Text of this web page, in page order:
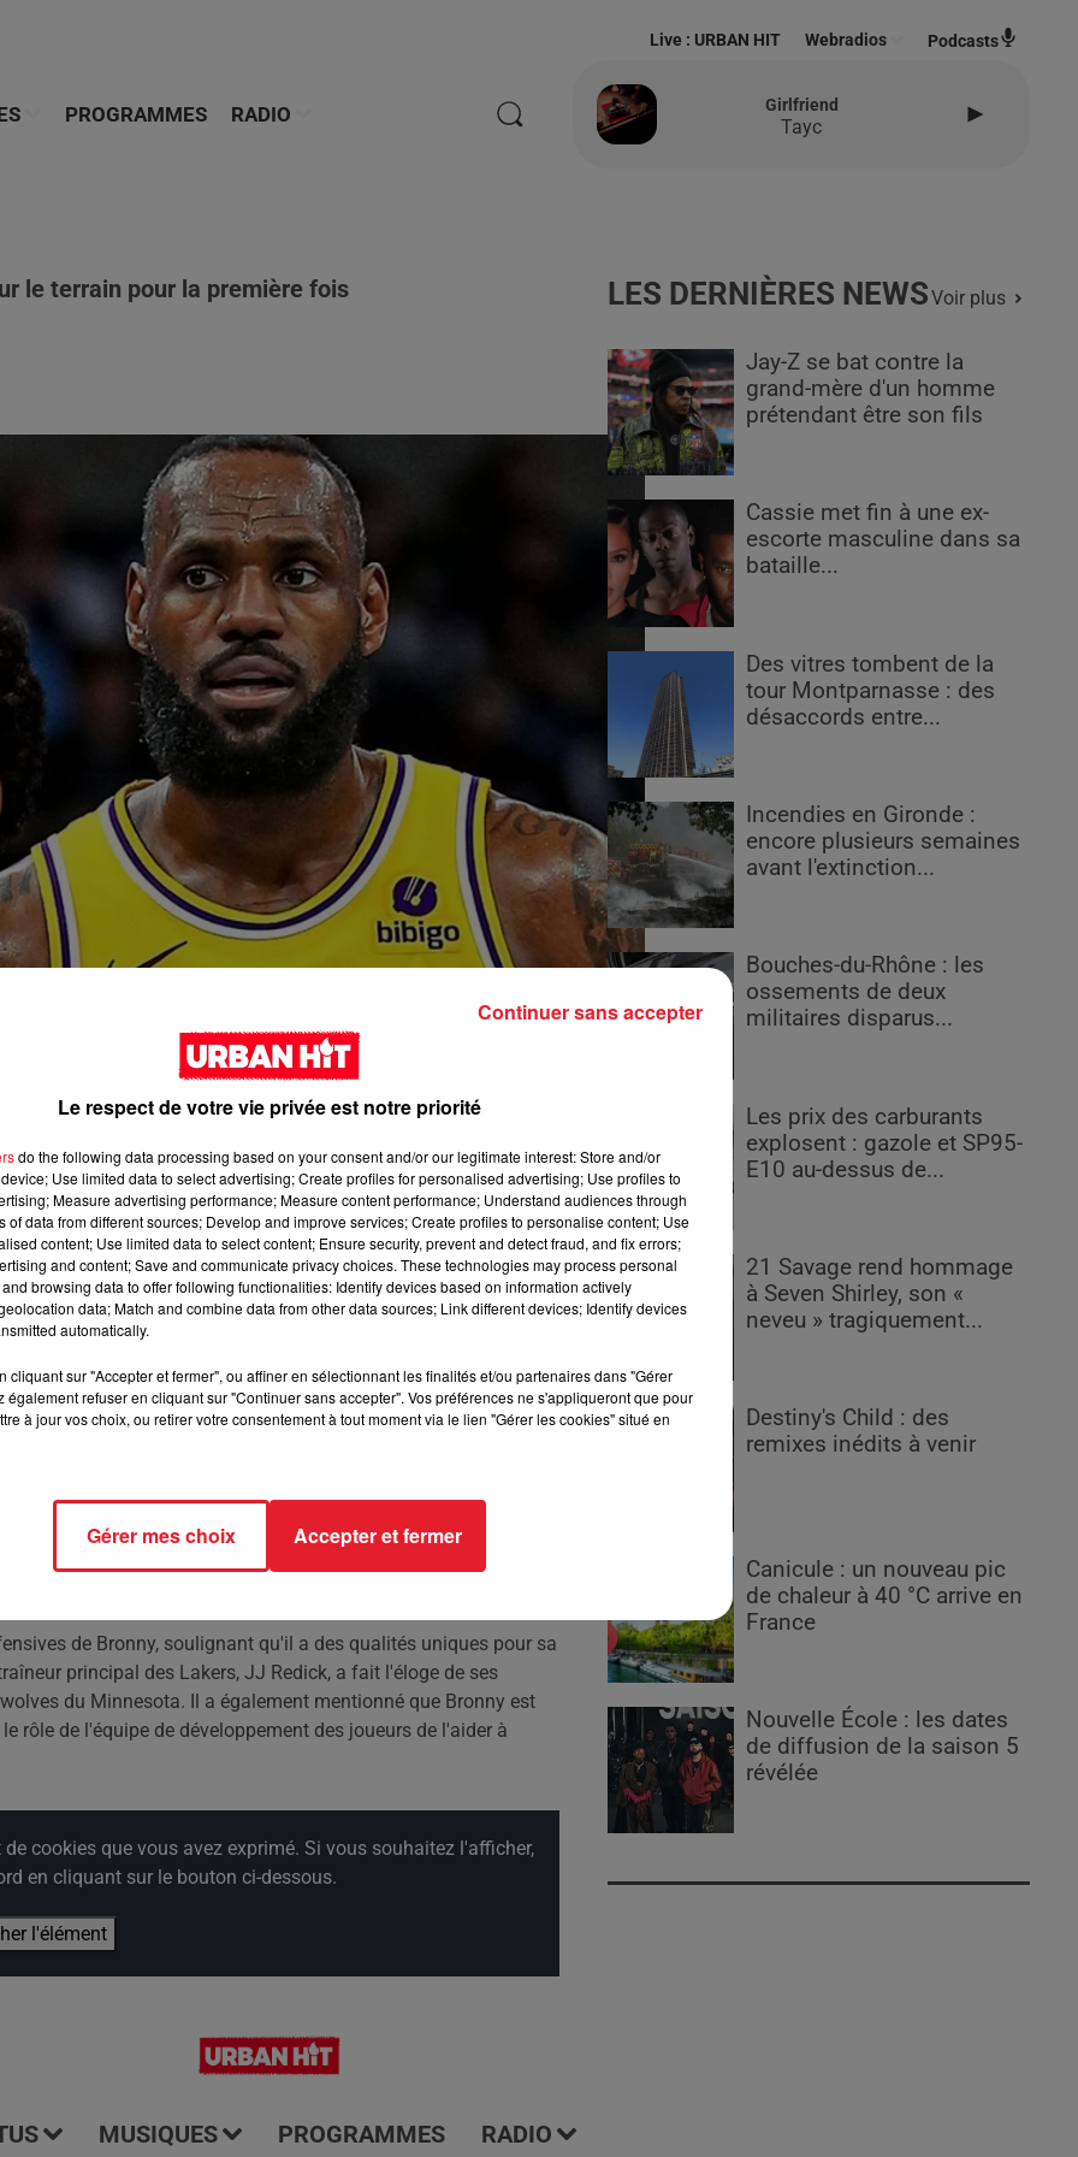
PROGRAMMES RADIO
Live : URBAN HIT Webradios Podcasts
Girlfriend
Tayc
le terrain pour la première fois
avec son fils Bronny lors d'un match de pré-saison,
de la NBA.
de la NBA, LeBron James, icône du basket-ball, a joué aux
alors que les Los Angeles Lakers affrontaient les
de 118-114, l'attention était tournée vers ce duo familial
a eu l'opportunité de jouer avec son père, qui entame sa 22e
le terrain a suscité une vague d'enthousiasme parmi les fans.
qu'il a jouées ce dimanche, il est prévu qu'il fasse ses
le championnat de développement de la NBA.
jouer ensemble dans une équipe de la ligue professionnelle
champion de NBA et trois médailles d'or olympiques, a exprimé
Bronny pourrait continuer à jouer aux côtés de son
potentiellement rejoindre le camp d'entraînement de l'équipe
de Bronny, soulignant qu'il a des qualités uniques pour sa
principal des Lakers, JJ Redick, a fait l'éloge de ses
du Minnesota. Il a également mentionné que Bronny est
rôle de l'équipe de développement des joueurs de l'aider à
cookies que vous avez exprimé. Si vous souhaitez l'afficher,
en cliquant sur le bouton ci-dessous.
l'élément
LES DERNIÈRES NEWSVoir plus
Jay-Z se bat contre la
grand-mère d'un homme
prétendant être son fils
Cassie met fin à une ex-
escorte masculine dans sa
bataille...
Des vitres tombent de la
tour Montparnasse : des
désaccords entre...
Incendies en Gironde :
encore plusieurs semaines
avant l'extinction...
Bouches-du-Rhône : les
ossements de deux
militaires disparus...
Les prix des carburants
explosent : gazole et SP95-
E10 au-dessus de...
21 Savage rend hommage
à Seven Shirley, son «
neveu » tragiquement...
Destiny's Child : des
remixes inédits à venir
Canicule : un nouveau pic
de chaleur à 40 °C arrive en
France
Nouvelle École : les dates
de diffusion de la saison 5
révélée
MUSIQUES PROGRAMMES RADIO
Le respect de votre vie privée est notre priorité
do the following data processing based on your consent and/or our legitimate interest: Store and/or
Use limited data to select advertising; Create profiles for personalised advertising; Use profiles to
Measure advertising performance; Measure content performance; Understand audiences through
of data from different sources; Develop and improve services; Create profiles to personalise content; Use
content; Use limited data to select content; Ensure security, prevent and detect fraud, and fix errors;
and content; Save and communicate privacy choices. These technologies may process personal
browsing data to offer following functionalities: Identify devices based on information actively
data; Match and combine data from other data sources; Link different devices; Identify devices
automatically.
cliquant sur "Accepter et fermer", ou affiner en sélectionnant les finalités et/ou partenaires dans "Gérer
également refuser en cliquant sur "Continuer sans accepter". Vos préférences ne s'appliqueront que pour
à jour vos choix, ou retirer votre consentement à tout moment via le lien "Gérer les cookies" situé en
Gérer mes choix Accepter et fermer
Continuer sans accepter